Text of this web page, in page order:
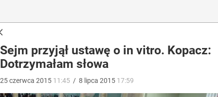
Sejm przyjął ustawę o in vitro. Kopacz:
Dotrzymałam słowa
25czerwca 2015 11:45 / 8 lipca 2015 17:59